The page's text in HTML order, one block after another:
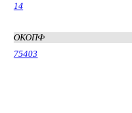
14
ОКОПФ
75403